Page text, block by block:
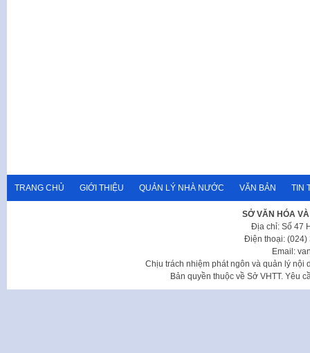
TRANG CHỦ GIỚI THIỆU QUẢN LÝ NHÀ NƯỚC VĂN BẢN TIN
SỞ VĂN HÓA
Địa chỉ: Số 47
Điện thoại: (024)
Email:
Chịu trách nhiệm phát ngôn và quản lý nội
Bản quyền thuộc về Sở VHTT. Yêu